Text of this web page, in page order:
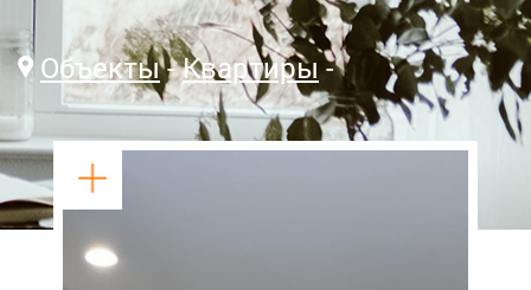
Объекты Квартиры